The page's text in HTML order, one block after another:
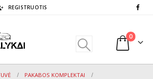
REGISTRUOTIS
0
PAKABOS KOMPLEKTAI